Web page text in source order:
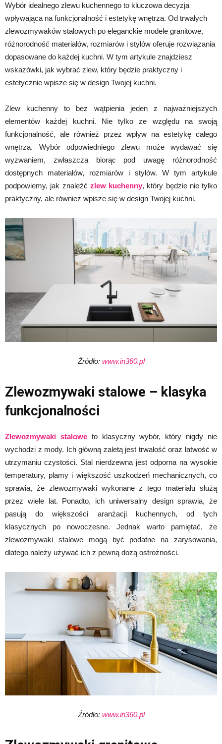
Wybór idealnego zlewu kuchennego to kluczowa decyzja
wpływająca na funkcjonalność i estetykę wnętrza. Od trwałych
zlewozmywaków stalowych po eleganckie modele granitowe,
różnorodność materiałów, rozmiarów i stylów oferuje rozwiązania
dopasowane do każdej kuchni. W tym artykule znajdziesz
wskazówki, jak wybrać zlew, który będzie praktyczny i
estetycznie wpisze się w design Twojej kuchni.
Zlew kuchenny to bez wątpienia jeden z najważniejszych
elementów każdej kuchni. Nie tylko ze względu na swoją
funkcjonalność, ale również przez wpływ na estetykę całego
wnętrza. Wybór odpowiedniego zlewu może wydawać się
wyzwaniem, zwłaszcza biorąc pod uwagę różnorodność
dostępnych materiałów, rozmiarów i stylów. W tym artykule
podpowiemy, jak znaleźć zlew kuchenny, który będzie nie tylko
praktyczny, ale również wpisze się w design Twojej kuchni.
Źródło: www.in360.pl
Zlewozmywaki stalowe – klasyka
funkcjonalności
Zlewozmywaki staloweto klasyczny wybór, który nigdy nie
wychodzi z mody. Ich główną zaletą jest trwałość oraz łatwość w
utrzymaniu czystości. Stal nierdzewna jest odporna na wysokie
temperatury, plamy i większość uszkodzeń mechanicznych, co
sprawia, że zlewozmywaki wykonane z tego materiału służą
przez wiele lat. Ponadto, ich uniwersalny design sprawia, że
pasują do większości aranżacji kuchennych, od tych
klasycznych po nowoczesne. Jednak warto pamiętać, że
zlewozmywaki stalowe mogą być podatne na zarysowania,
dlatego należy używać ich z pewną dozą ostrożności.
Źródło: www.in360.pl